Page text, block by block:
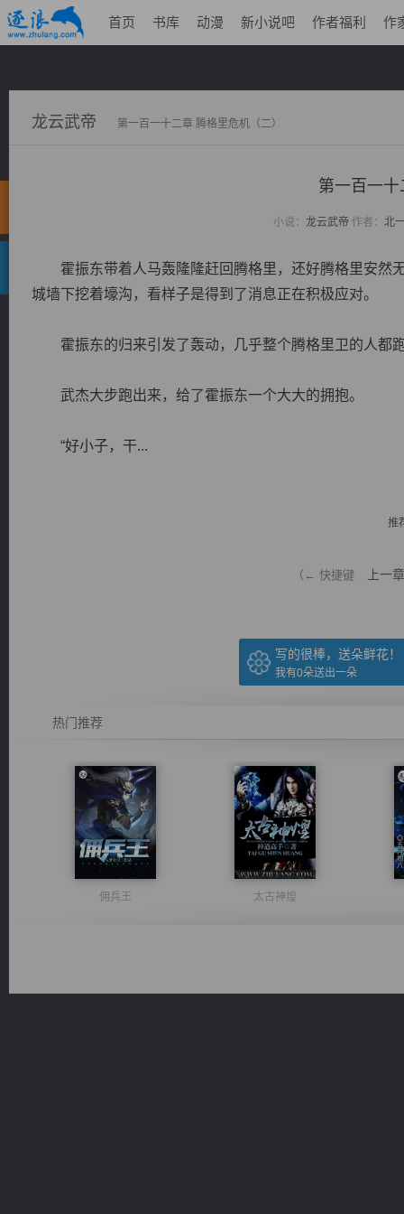
首页 书库 动漫 新小说吧 作者福利 作
龙云武帝 第一百一十二章 腾格里危机（二）
第一百一
小说： 龙云武帝 作者： 北
霍振东带着人马轰隆隆赶回腾格里，还好腾格里安然
城墙下挖着壕沟，看样子是得到了消息正在积极应对。
霍振东的归来引发了轰动，几乎整个腾格里卫的人都
武杰大步跑出来，给了霍振东一个大大的拥抱。
“好小子，干...
推
（← 快捷键 上一章
写的很棒，送朵鲜花！
我有0朵送出一朵
热门推荐
佣兵王 太古神煌